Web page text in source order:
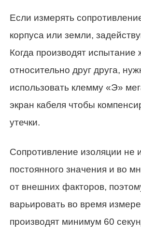
Если измерять
корпуса или земли,
Когда производят испытание
относительно друг друга,
использовать клемму «Э»
экран кабеля чтобы
утечки.
Сопротивление изоляции не
постоянного значения и во
от внешних факторов,
варьировать во время
производят минимум 60